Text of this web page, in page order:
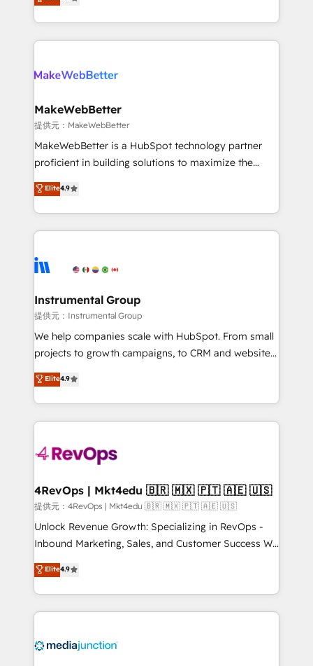
HubSpot accreditations and experience across
combining GTM strategy with technical execution to
solve the right problem with the right solution. As the
only firm in the world to hold Elite Partner
clients gain a unique advantage in CRM architecture,
market execution. Why B2B Businesses Choose RP: -
Secure: Soc2 compliant 🛡️ - Pricing: Implementations
starting at $1,5k 💵 - Speed: Launch in 14 days ⚡ -
Global: 75+ RPers across five continents 🌐 - Scale:
HubSpot Partner 🪴 - Sales Hub: More
implementations than any other Partner 💻 -
agency for an Ops problem. Don't hire a technical
agency for a growth problem. Hire a partner built to
MakeWebBetter
提供元：MakeWebBetter
MakeWebBetter is a HubSpot technology partner
proficient in building solutions to maximize the
operational efficiency of HubSpot. The fastest-
growing tech-enabler & facilitator, MakeWebBetter,
hands you the blend of HubSpot expertise &
eminent solutions & integrations. Trust us to
Elite Partners with 10+ years of HubSpot experience
Premier Partner 2023 🌟5 HubSpot Accreditations 🌟
Won HubSpot Theme Challenge 2021 🌟INBOUND’19
HubSpot Rising Star Why us? Harnessing the full
potential of the powerful HubSpot CRM. ✔️A team of
HubSpot experience ✔️Flexible pricing models —
Hourly-fee (assigned one Dedicated HubSpot
requirement). ✔️Helped over 25,000+ customers so
far with our HubSpot solutions. ✔️Bespoke apps &
on-demand bundle services. Connect with us today!
Elite4.9
Instrumental Group
提供元：Instrumental Group
We help companies scale with HubSpot. From small
projects to growth campaigns, to CRM and websites.
Hire an agency that's experienced in every inch of
HubSpot and willing to work hand-in-hand with your
team to simplify the complex and build a better
experience for your team and customers.
Elite4.9
4RevOps | Mkt4edu 🇧🇷 🇲🇽 🇵🇹 🇦🇪 🇺🇸
提供元：4RevOps | Mkt4edu 🇧🇷 🇲🇽 🇵🇹 🇦🇪 🇺🇸
Unlock Revenue Growth: Specializing in RevOps -
Inbound Marketing, Sales, and Customer Success We
specialize in driving revenue growth for companies
across industries through tailored marketing, sales,
and customer success strategies, utilizing RevOps
methodologies. As Latin America's largest HubSpot
offer unparalleled insights. Operating in five
Elite4.9